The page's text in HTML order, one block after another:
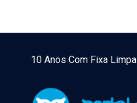
10 Anos Com Fixa Limpa